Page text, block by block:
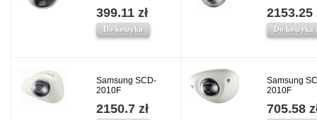
399.11 zł
Do koszyka
2153.25
Do koszyka
Samsung SCD-
2010F
2150.7 zł
Samsung
2010F
705.58